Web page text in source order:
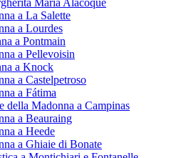
a La Salette
a Lourdes
a Pontmain
a Pellevoisin
a Knock
a Castelpetroso
a Fátima
della Madonna a Campinas
a Beauraing
a Heede
a Ghiaie di Bonate